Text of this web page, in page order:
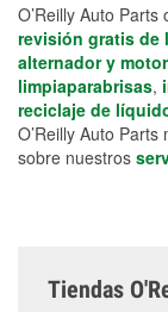
O’Reilly Auto
revisión gratis de
alternador y
limpiaparabrisas,
reciclaje de
O’Reilly Auto
sobre nuestros
Tiendas